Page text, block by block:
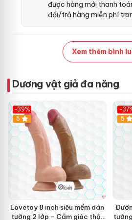
được hàng mới thanh
đổi/trả hàng miễn phí
Xem thêm bình
Dương vật giả đa năng
-39%
Hot
5
Lovetoy 8 inch siêu mềm dán
tường 2 lớp - Cảm giác thật
-
5